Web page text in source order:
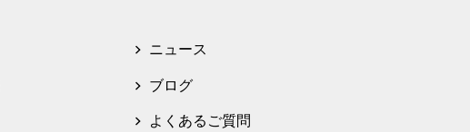
ニュース
ブログ
よくあるご質問